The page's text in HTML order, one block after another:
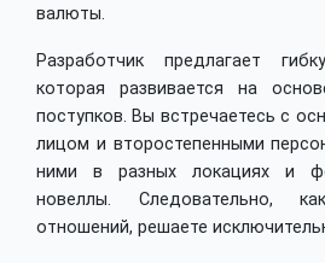
валюты.
Разработчик предлагает
которая развивается на
поступков. Вы встречаетесь с
лицом и второстепенными
ними в разных локациях и
новеллы. Следовательно,
отношений, решаете